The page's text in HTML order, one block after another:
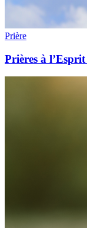
Prière
Prières à